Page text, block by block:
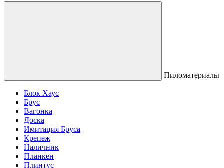
Пиломатериалы
Блок Хаус
Брус
Вагонка
Доска
Имитация Бруса
Крепеж
Наличник
Планкен
Плинтус